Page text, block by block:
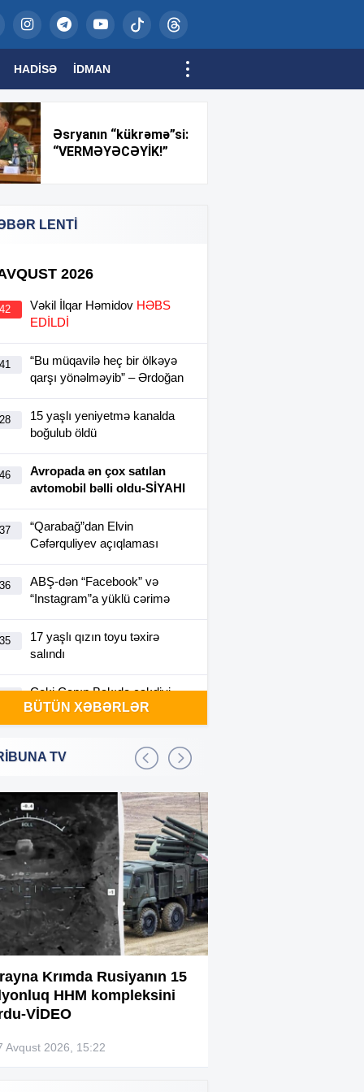
HADISƏ İDMAN
Əsryanın “kükrəmə”si:
“VERMƏYƏCƏYİK!”
LENTİ
2026
Vəkil İlqar Həmidov HƏBS
EDİLDİ
“Bu müqavilə heç bir ölkəyə
qarşı yönəlməyib” – Ərdoğan
15 yaşlı yeniyetmə kanalda
boğulub öldü
Avropada ən çox satılan
avtomobil bəlli oldu-SİYAHI
“Qarabağ”dan Elvin
Cəfərquliyev açıqlaması
ABŞ-dən “Facebook” və
“Instagram”a yüklü cərimə
17 yaşlı qızın toyu təxirə
salındı
Ceki Çanın Bakıda çəkdiyi
filmə görə Azərbaycan 1
milyon dollar ödəyə bilər?
Bakıda 2,5 milyon manata
Sərdar Ortaç xəstəxanaya
yerləşdirilib?
Rüşvətdə təqsirləndirilən 3
vəzifəli şəxsin məhkəməsi
başlayır
“Həyat yoldaşın istəmirsə,
Kiberpolis əməliyyat keçirdi:
Xarici saytları ələ keçirən
BÜTÜN XƏBƏRLƏR
TV
Krımda Rusiyanın 15
HHM kompleksini
VİDEO
Avqust 2026, 15:22